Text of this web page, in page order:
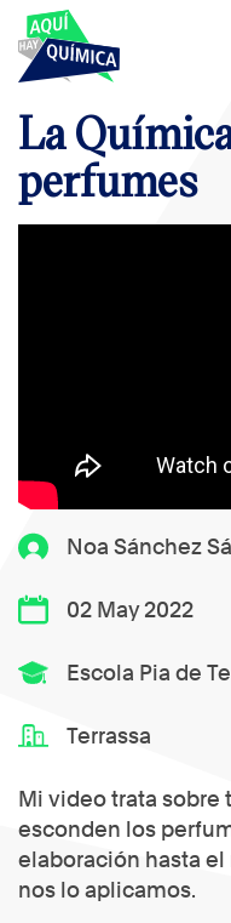
Noa Sánchez
02 May 2022
Escola Pia de
Terrassa
Mi video trata sobre
esconden los
elaboración hasta
nos lo aplicamos.
La
perfumes